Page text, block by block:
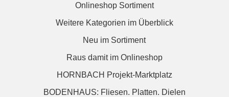
Onlineshop Sortiment
Weitere Kategorien im Überblick
Neu im Sortiment
Raus damit im Onlineshop
HORNBACH Projekt-Marktplatz
BODENHAUS: Fliesen. Platten. Dielen